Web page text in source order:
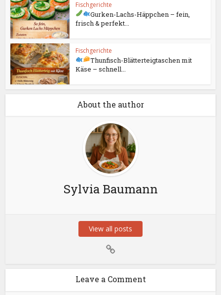
Fischgerichte
Gurken-Lachs-Häppchen – fein,
frisch & perfekt...
Fischgerichte
Thunfisch-Blätterteigtaschen mit
Käse – schnell...
About the author
Sylvia Baumann
View all posts
Leave a Comment